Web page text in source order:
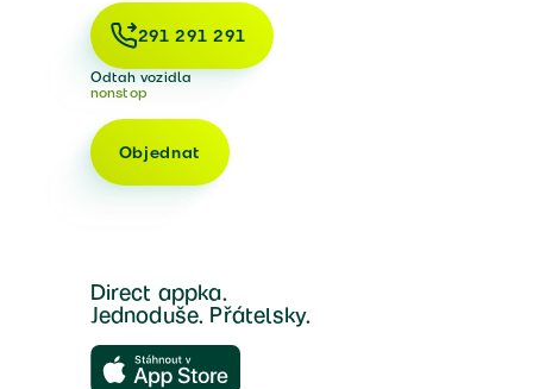
291 291 291
Odtah vozidla
nonstop
Objednat
Direct appka.
Jednoduše. Přátelsky.